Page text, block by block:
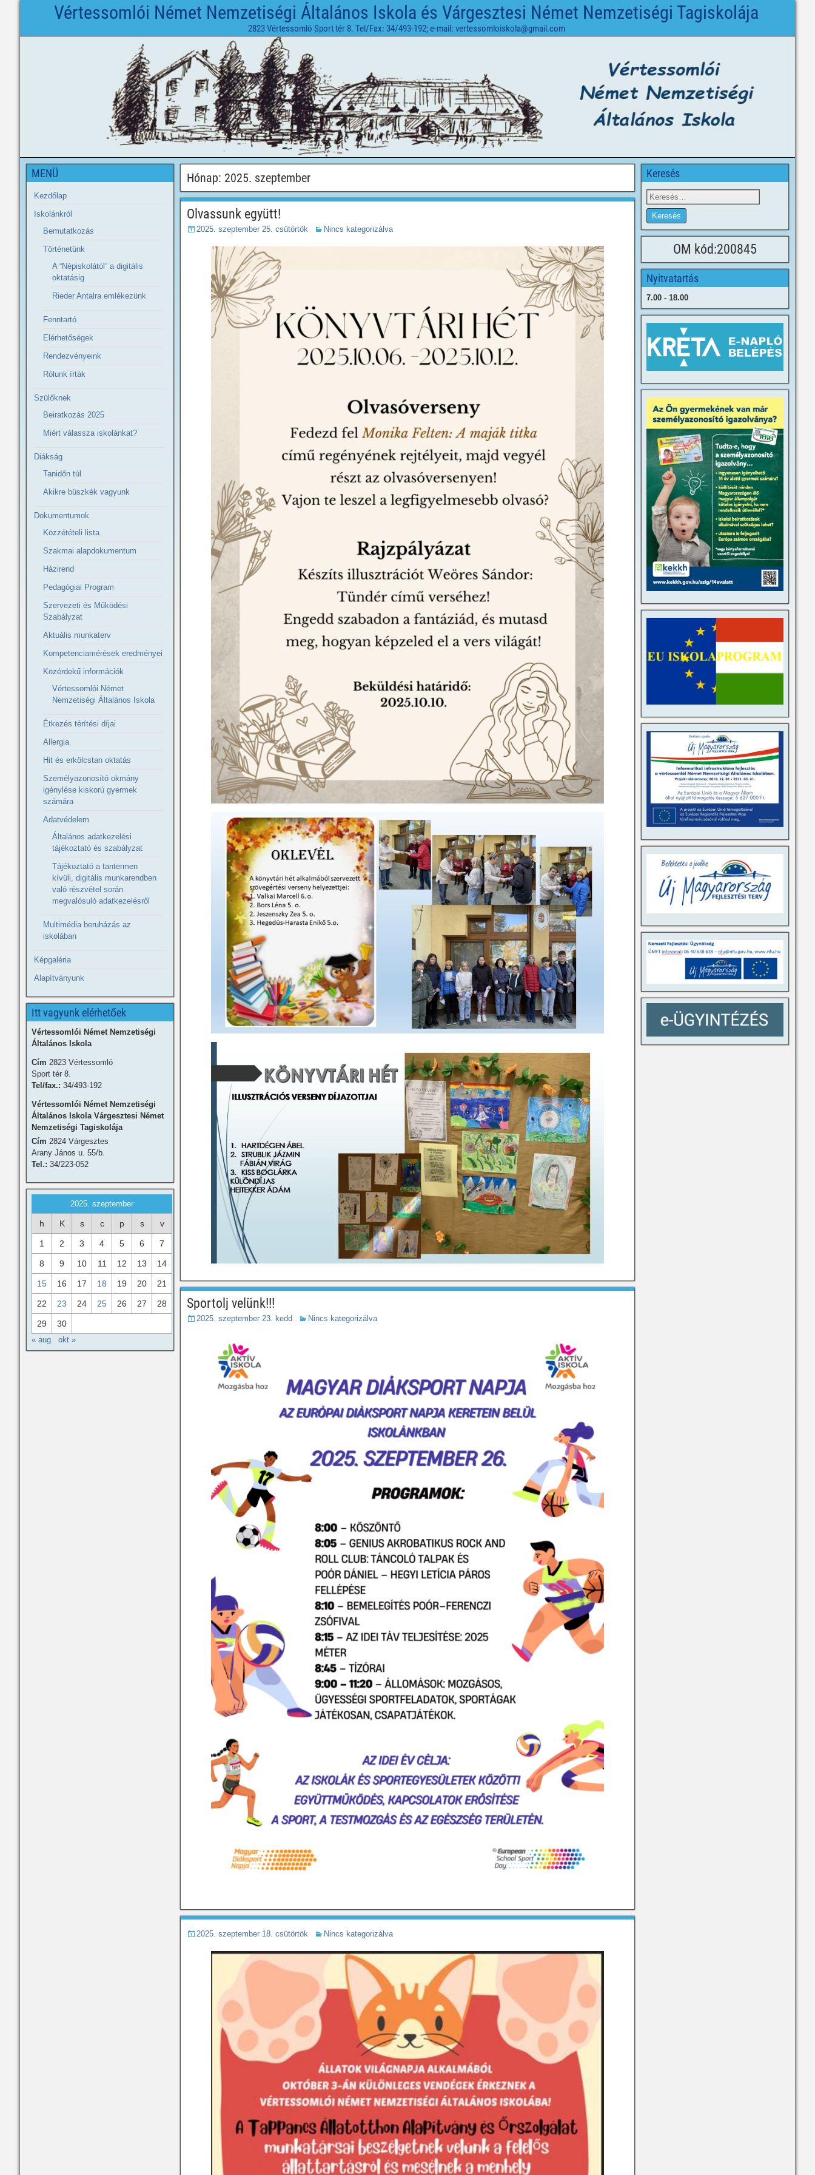
Vértessomlói Német Nemzetiségi Általános Iskola és Várgesztesi Német Nemzetiségi Tagiskolája
2823 Vértessomló Sport tér 8. Tel/Fax: 34/493-192; e-mail: vertessomloiskola@gmail.com
Hónap: 2025. szeptember
Olvassunk együtt!
2025. szeptember 25. csütörtök Nincs kategorizálva
Sportolj velünk!!!
2025. szeptember 23. kedd Nincs kategorizálva
2025. szeptember 18. csütörtök Nincs kategorizálva
MENÜ
Kezdőlap
Iskolánkról
Bemutatkozás
Történetünk
A “Népiskolától” a digitális
oktatásig
Rieder Antalra emlékezünk
Fenntartó
Elérhetőségek
Rendezvényeink
Rólunk írták
Szülőknek
Beiratkozás 2025
Miért válassza iskolánkat?
Diákság
Tanidőn túl
Akikre büszkék vagyunk
Dokumentumok
Közzétételi lista
Szakmai alapdokumentum
Házirend
Pedagógiai Program
Szervezeti és Működési
Szabályzat
Aktuális munkaterv
Kompetenciamérések eredményei
Közérdekű információk
Vértessomlói Német
Nemzetiségi Általános Iskola
Étkezés térítési díjai
Allergia
Hit és erkölcstan oktatás
Személyazonosító okmány
igénylése kiskorú gyermek
számára
Adatvédelem
Általános adatkezelési
tájékoztató és szabályzat
Tájékoztató a tantermen
kívüli, digitális munkarendben
való részvétel során
megvalósuló adatkezelésről
Multimédia beruházás az
iskolában
Képgaléria
Alapítványunk
Itt vagyunk elérhetőek
Vértessomlói Német Nemzetiségi
Általános Iskola
Cím 2823 Vértessomló
Sport tér 8.
Tel/fax.: 34/493-192
Vértessomlói Német Nemzetiségi
Általános Iskola Várgesztesi Német
Nemzetiségi Tagiskolája
Cím 2824 Várgesztes
Arany János u. 55/b.
Tel.: 34/223-052
2025. szeptember
h K s c p s v
1 2 3 4 5 6 7
8 9 10 11 12 13 14
15 16 17 18 19 20 21
22 23 24 25 26 27 28
29 30
« aug okt »
Keresés
OM kód:200845
Nyitvatartás
7.00 - 18.00